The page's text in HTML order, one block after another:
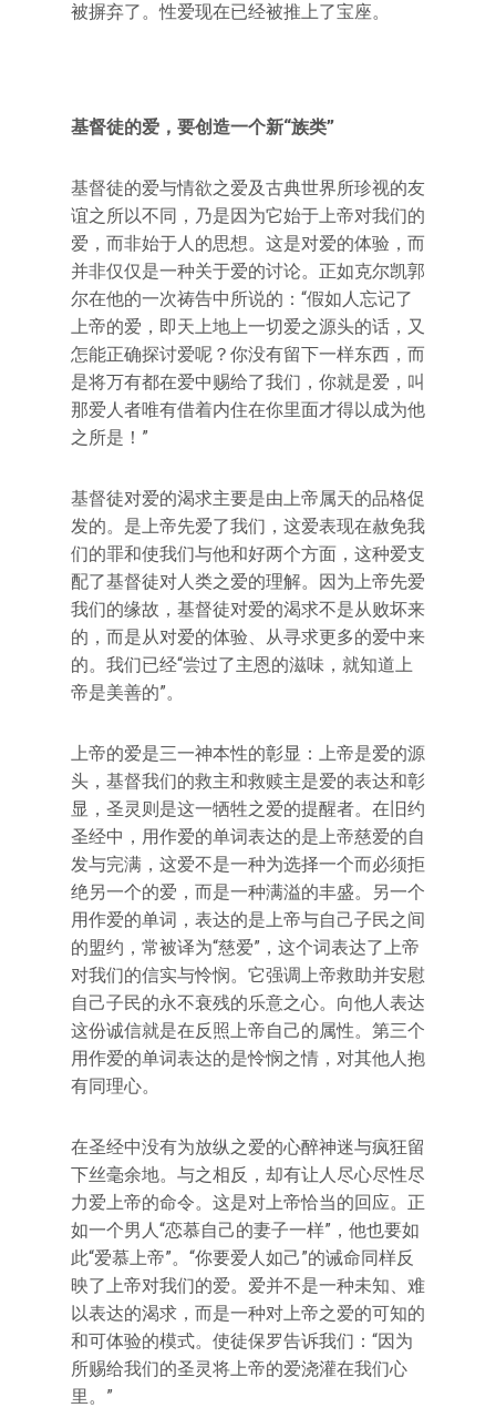
被摒弃了。性爱现在已经被推上了宝座。
基督徒的爱，要创造一个新“族类”
基督徒的爱与情欲之爱及古典世界所珍视的友
谊之所以不同，乃是因为它始于上帝对我们的
爱，而非始于人的思想。这是对爱的体验，而
并非仅仅是一种关于爱的讨论。正如克尔凯郭
尔在他的一次祷告中所说的：“假如人忘记了
上帝的爱，即天上地上一切爱之源头的话，又
怎能正确探讨爱呢？你没有留下一样东西，而
是将万有都在爱中赐给了我们，你就是爱，叫
那爱人者唯有借着内住在你里面才得以成为他
之所是！”
基督徒对爱的渴求主要是由上帝属天的品格促
发的。是上帝先爱了我们，这爱表现在赦免我
们的罪和使我们与他和好两个方面，这种爱支
配了基督徒对人类之爱的理解。因为上帝先爱
我们的缘故，基督徒对爱的渴求不是从败坏来
的，而是从对爱的体验、从寻求更多的爱中来
的。我们已经“尝过了主恩的滋味，就知道上
帝是美善的”。
上帝的爱是三一神本性的彰显：上帝是爱的源
头，基督我们的救主和救赎主是爱的表达和彰
显，圣灵则是这一牺牲之爱的提醒者。在旧约
圣经中，用作爱的单词表达的是上帝慈爱的自
发与完满，这爱不是一种为选择一个而必须拒
绝另一个的爱，而是一种满溢的丰盛。另一个
用作爱的单词，表达的是上帝与自己子民之间
的盟约，常被译为“慈爱”，这个词表达了上帝
对我们的信实与怜悯。它强调上帝救助并安慰
自己子民的永不衰残的乐意之心。向他人表达
这份诚信就是在反照上帝自己的属性。第三个
用作爱的单词表达的是怜悯之情，对其他人抱
有同理心。
在圣经中没有为放纵之爱的心醉神迷与疯狂留
下丝毫余地。与之相反，却有让人尽心尽性尽
力爱上帝的命令。这是对上帝恰当的回应。正
如一个男人“恋慕自己的妻子一样”，他也要如
此“爱慕上帝”。“你要爱人如己”的诫命同样反
映了上帝对我们的爱。爱并不是一种未知、难
以表达的渴求，而是一种对上帝之爱的可知的
和可体验的模式。使徒保罗告诉我们：“因为
所赐给我们的圣灵将上帝的爱浇灌在我们心
里。”